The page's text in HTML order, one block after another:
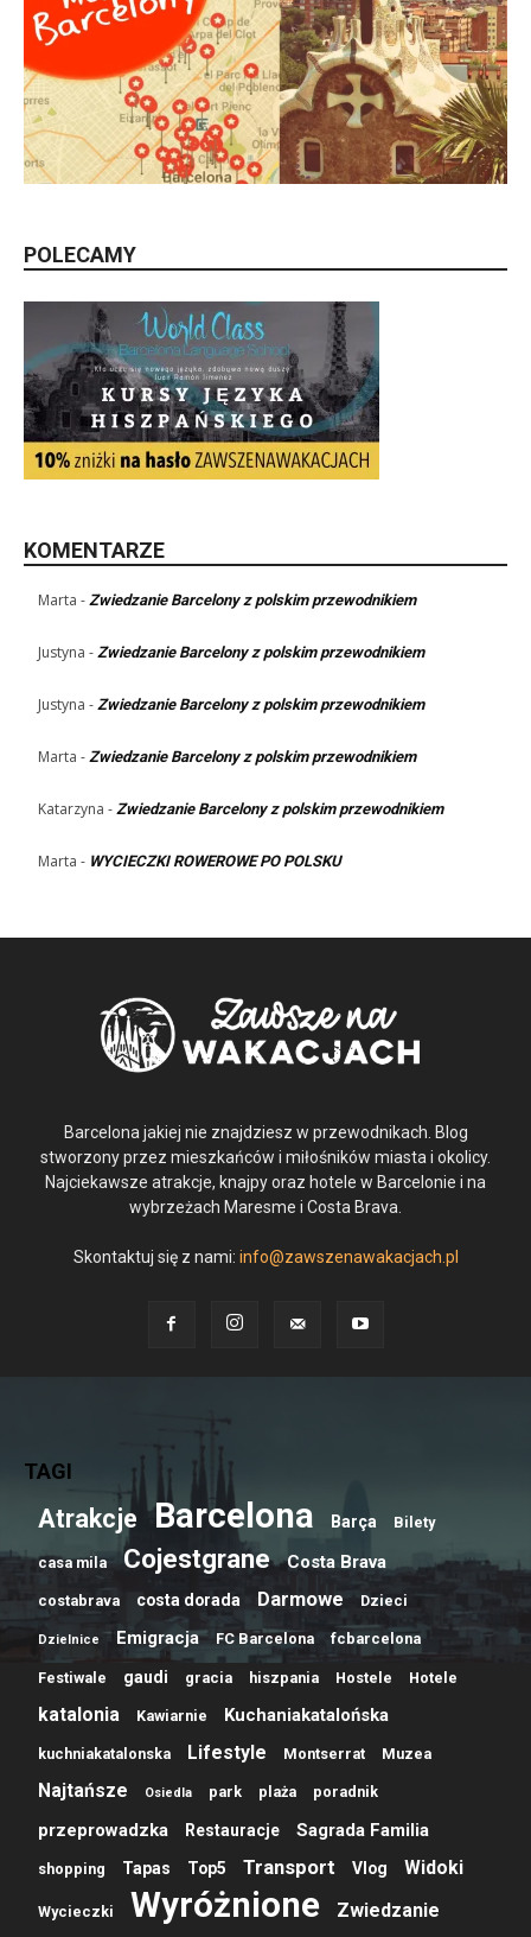
POLECAMY
KOMENTARZE
Marta - Zwiedzanie Barcelony z polskim przewodnikiem
Justyna - Zwiedzanie Barcelony z polskim przewodnikiem
Justyna - Zwiedzanie Barcelony z polskim przewodnikiem
Marta - Zwiedzanie Barcelony z polskim przewodnikiem
Katarzyna - Zwiedzanie Barcelony z polskim przewodnikiem
Marta - WYCIECZKI ROWEROWE PO POLSKU
Barcelona jakiej nie znajdziesz w przewodnikach. Blog
stworzony przez mieszkańców i miłośników miasta i okolicy.
Najciekawsze atrakcje, knajpy oraz hotele w Barcelonie i na
wybrzeżach Maresme i Costa Brava.
Skontaktuj się z nami: info@zawszenawakacjach.pl
TAGI
Atrakcje Barcelona Barça Bilety
casa mila Cojestgrane Costa Brava
costabrava costa dorada Darmowe Dzieci
Dzielnice Emigracja FC Barcelona fcbarcelona
Festiwale gaudi gracia hiszpania Hostele Hotele
katalonia Kawiarnie Kuchaniakatalońska
kuchniakatalonska Lifestyle Montserrat Muzea
Najtańsze Osiedla park plaża poradnik
przeprowadzka Restauracje Sagrada Familia
shopping Tapas Top5 Transport Vlog Widoki
Wycieczki Wyróżnione Zwiedzanie